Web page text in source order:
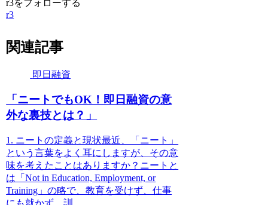
r3をフォローする
r3
関連記事
即日融資
「ニートでもOK！即日融資の意
外な裏技とは？」
1. ニートの定義と現状最近、「ニート」
という言葉をよく耳にしますが、その意
味を考えたことはありますか？ニートと
は「Not in Education, Employment, or
Training」の略で、教育を受けず、仕事